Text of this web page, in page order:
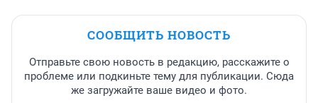
СООБЩИТЬ НОВОСТЬ
Отправьте свою новость в редакцию, расскажите о
проблеме или подкиньте тему для публикации. Сюда
же загружайте ваше видео и фото.